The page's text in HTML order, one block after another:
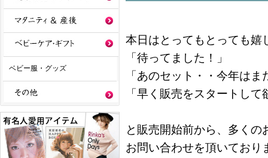
ベビー服・グッズ
本日はとってもとっても嬉
「待ってました！」
「あのセット・・今年はま
「早く販売をスタートして
と販売開始前から、多くの
お問い合わせを頂いており